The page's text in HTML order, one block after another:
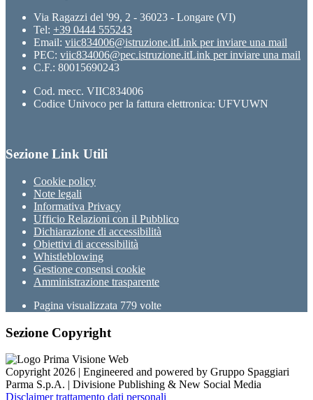
Via Ragazzi del '99, 2 - 36023 - Longare (VI)
Tel: +39 0444 555243
Email: viic834006@istruzione.itLink per inviare una mail
PEC: viic834006@pec.istruzione.itLink per inviare una mail
C.F.: 80015690243
Cod. mecc. VIIC834006
Codice Univoco per la fattura elettronica: UFVUWN
Sezione Link Utili
Cookie policy
Note legali
Informativa Privacy
Ufficio Relazioni con il Pubblico
Dichiarazione di accessibilità
Obiettivi di accessibilità
Whistleblowing
Gestione consensi cookie
Amministrazione trasparente
Pagina visualizzata 779 volte
Sezione Copyright
Copyright 2026 | Engineered and powered by Gruppo Spaggiari
Parma S.p.A. | Divisione Publishing & New Social Media
Disclaimer trattamento dati personali